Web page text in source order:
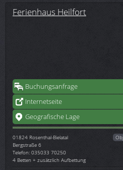
Ferienhaus Heilfort
Buchungsanfrage
Internetseite
Geografische Lage
01824 Rosenthal-Bielatal
Bergstraße 6
Telefon: 035033 70250
4 Betten + zusätzlich Aufbettung